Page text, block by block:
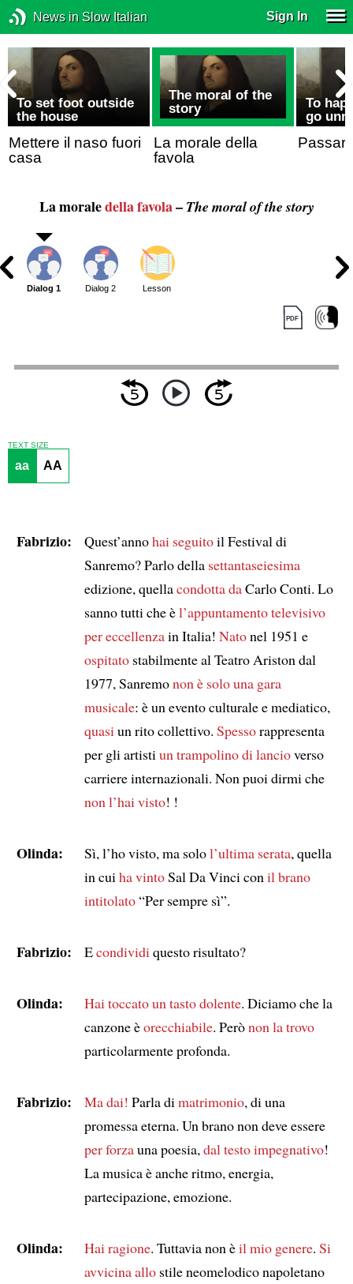
News in Slow Italian Sign In
To set foot outside
the house
Mettere il naso fuori
casa
The moral of the
story
La morale della
favola
To
go
La moraledella favola– The moral of the story
Dialog 1 Dialog 2 Lesson
TEXT SIZE
aa AA
Fabrizio: Quest’annohai seguitoil Festival di
Sanremo? Parlo della settantaseiesima
edizione, quellacondotta daCarlo Conti. Lo
sanno tutti che èl’appuntamento televisivo
per eccellenzain Italia! Natonel 1951 e
ospitatostabilmente al Teatro Ariston dal
1977, Sanremonon è solo una gara
musicale: è un evento culturale e mediatico,
quasi un rito collettivo. Spessorappresenta
per gli artisti un trampolino di lancioverso
carriere internazionali. Non puoi dirmi che
non l’hai visto! !
Olinda: Sì, l’ho visto, ma solol’ultima serata, quella
in cui ha vintoSal Da Vinci con il brano
intitolato“Per sempre sì”.
Fabrizio: Econdividi questo risultato?
Olinda: Hai toccato un tasto dolente. Diciamo che la
canzone èorecchiabile. Perònon la trovo
particolarmente profonda.
Fabrizio: Ma dai! Parla di matrimonio, di una
promessa eterna. Un brano non deve essere
per forzauna poesia, dal testo impegnativo!
La musica è anche ritmo, energia,
partecipazione, emozione.
Olinda: Hai ragione. Tuttavia non èil mio genere. Si
avvicina allostile neomelodico napoletano